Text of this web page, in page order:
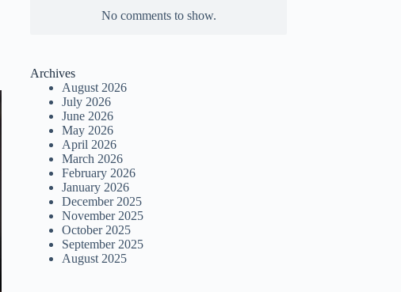
No comments to show.
Archives
August 2026
July 2026
June 2026
May 2026
April 2026
March 2026
February 2026
January 2026
December 2025
November 2025
October 2025
September 2025
August 2025